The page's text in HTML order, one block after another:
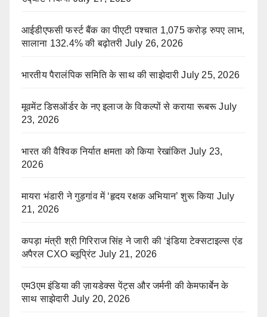
आईडीएफसी फर्स्ट बैंक का पीएटी पश्चात 1,075 करोड़ रुपए लाभ,
सालाना 132.4% की बढ़ोतरी July 26, 2026
भारतीय पैरालंपिक समिति के साथ की साझेदारी July 25, 2026
मूवमेंट डिसऑर्डर के नए इलाज के विकल्पों से कराया रूबरू July
23, 2026
भारत की वैश्विक निर्यात क्षमता को किया रेखांकित July 23,
2026
मायरा भंडारी ने गुड़गांव में ‘हृदय रक्षक अभियान’ शुरू किया July
21, 2026
कपड़ा मंत्री श्री गिरिराज सिंह ने जारी की ‘इंडिया टेक्सटाइल्स एंड
अपैरल CXO ब्लूप्रिंट July 21, 2026
एम3एम इंडिया की ज़ायडेक्स पेंट्स और जर्मनी की केमफार्बेन के
साथ साझेदारी July 20, 2026